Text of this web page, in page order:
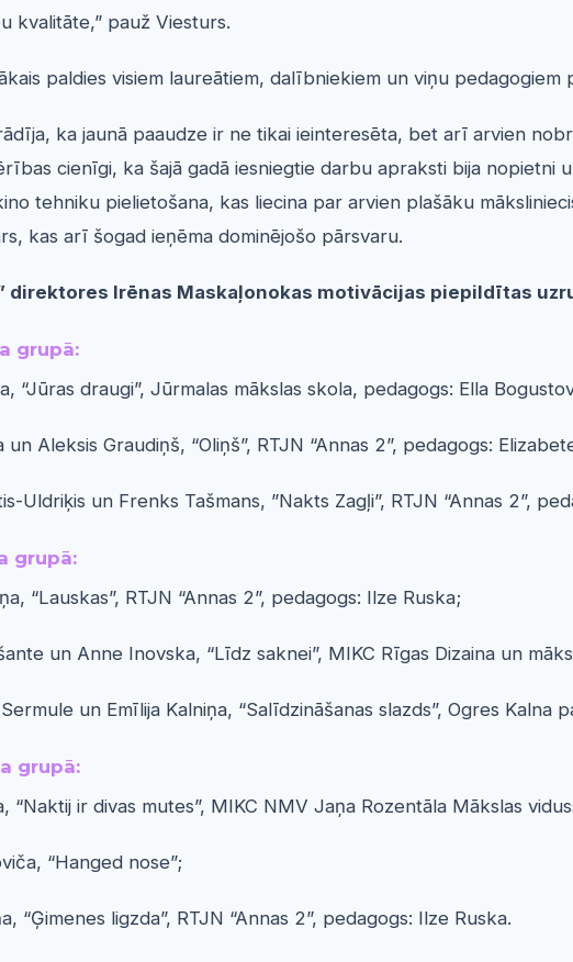
kvalitāte,” pauž Viesturs.
paldies visiem laureātiem, dalībniekiem un viņu
ka jaunā paaudze ir ne tikai ieinteresēta, bet arī arvien
cienīgi, ka šajā gadā iesniegtie darbu apraksti bija nopietni
tehniku pielietošana, kas liecina par arvien plašāku
kas arī šogad ieņēma dominējošo pārsvaru.
direktores Irēnas Maskaļonokas motivācijas piepildītas
grupā:
“Jūras draugi”, Jūrmalas mākslas skola, pedagogs: Ella
Aleksis Graudiņš, “Oliņš”, RTJN “Annas 2”, pedagogs:
Uldriķis un Frenks Tašmans, ”Nakts Zagļi”, RTJN “Annas 2”,
grupā:
“Lauskas”, RTJN “Annas 2”, pedagogs: Ilze Ruska;
un Anne Inovska, “Līdz saknei”, MIKC Rīgas Dizaina un
un Emīlija Kalniņa, “Salīdzināšanas slazds”, Ogres Kalna
grupā:
“Naktij ir divas mutes”, MIKC NMV Jaņa Rozentāla Mākslas
“Hanged nose”;
“Ģimenes ligzda”, RTJN “Annas 2”, pedagogs: Ilze Ruska.